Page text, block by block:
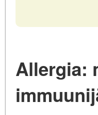
Allergia: